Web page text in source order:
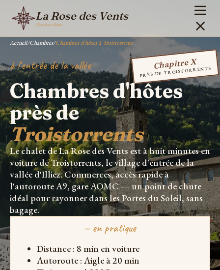
La Rose des Vents
Chambres d'hôtes
Chapitre X
PRÈS DE TROISTORRENTS
Accueil/Chambres/Chambres d'hôtes à Troistorrents
à l'entrée de la vallée
Chambres d'hôtes
près de
Troistorrents
Le chalet de La Rose des Vents est à huit minutes en
voiture de Troistorrents, le village d'entrée de la
vallée d'Illiez. Commerces, accès rapide à
l'autoroute A9, gare AOMC — un point de chute
idéal pour rayonner dans les Portes du Soleil, sans
bagage.
— en pratique
Distance : 8 min en voiture
Autoroute : Aigle à 20 min